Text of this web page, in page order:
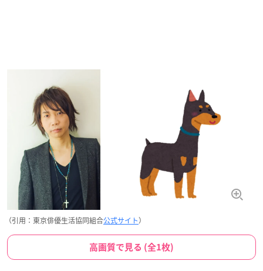
（引用：東京俳優生活協同組合公式サイト）
高画質で見る (全1枚)